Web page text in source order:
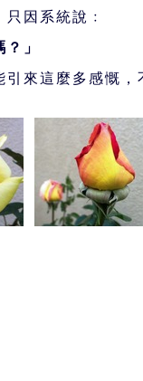
因系統說﹕
」
來這麼多感慨